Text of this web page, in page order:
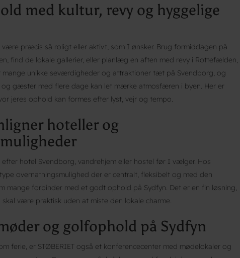
med kultur, revy og hyggelige
være præcis så roligt eller aktivt, som I ønsker. Brug formiddagen på
find de lokale gallerier, eller planlæg en aften med revy i Rottefælden,
mange unikke seværdigheder og attraktioner tæt på Svendborg, og
gæster med flere dage kan let mærke atmosfæren i byen. Her er
jeres ophold kan formes efter lyst, vejr og tempo.
hoteller og
hotel Svendborg, vandrehjem eller hostel før I vælger. Hos
overnatningsmulighed der er centralt, fleksibelt og med den
mange forbinder med et godt ophold på Sydfyn. Det er en fin løsning,
være praktisk uden at miste den lokale charme.
og golfophold på Sydfyn
ferie, er STØBERIET også et konferencecenter med mødelokaler og